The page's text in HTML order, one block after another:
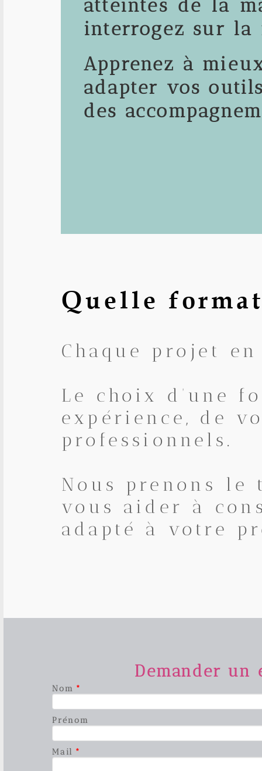
atteintes de la
interrogez sur la
Apprenez à
adapter vos
des
Quelle
Chaque projet
Le choix d’une
expérience, de
professionnels.
Nous prenons le
vous aider à
adapté à votre
Demander
Nom *
Prénom
Mail *